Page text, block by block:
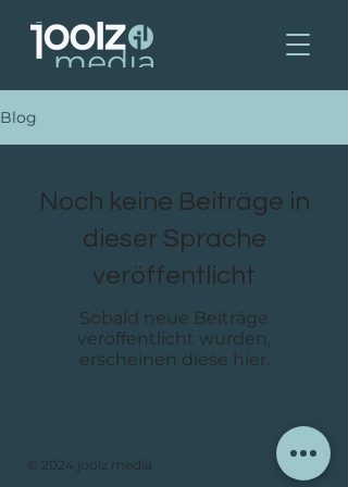
Blog
Noch keine Beiträge in
dieser Sprache
veröffentlicht
Sobald neue Beiträge
veröffentlicht wurden,
erscheinen diese hier.
© 2024 joolz media